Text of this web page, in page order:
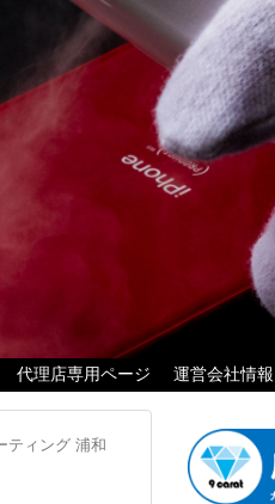
代理店専用ページ 運営会社情報
ティング 浦和